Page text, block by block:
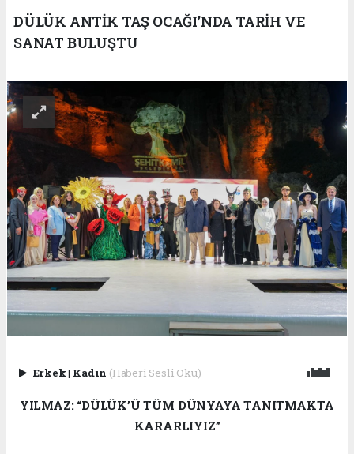
DÜLÜK ANTİK TAŞ OCAĞI’NDA TARİH VE
SANAT BULUŞTU
Erkek| Kadın (Haberi Sesli Oku)
YILMAZ: “DÜLÜK’Ü TÜM DÜNYAYA TANITMAKTA
KARARLIYIZ”